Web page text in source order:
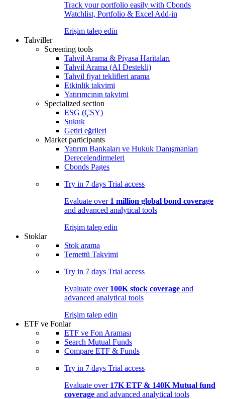
Track your portfolio easily with Cbonds
Watchlist, Portfolio & Excel Add-in
Erişim talep edin
Tahviller
Screening tools
Tahvil Arama & Piyasa Haritaları
Tahvil Arama (AI Destekli)
Tahvil fiyat teklifleri arama
Etkinlik takvimi
Yatırımcının takvimi
Specialized section
ESG (ÇSY)
Sukuk
Getiri eğrileri
Market participants
Yatırım Bankaları ve Hukuk Danışmanları
Derecelendirmeleri
Cbonds Pages
Try in 7 days Trial access
Evaluate over 1 million global bond coverage
and advanced analytical tools
Erişim talep edin
Stoklar
Stok arama
Temettü Takvimi
Try in 7 days Trial access
Evaluate over 100K stock coverage and
advanced analytical tools
Erişim talep edin
ETF ve Fonlar
ETF ve Fon Araması
Search Mutual Funds
Compare ETF & Funds
Try in 7 days Trial access
Evaluate over 17K ETF & 140K Mutual fund
coverage and advanced analytical tools